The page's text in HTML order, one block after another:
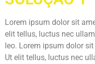
Lorem ipsum dolor sit
elit tellus, luctus nec
leo. Lorem ipsum dolor
Ut elit tellus, luctus nec